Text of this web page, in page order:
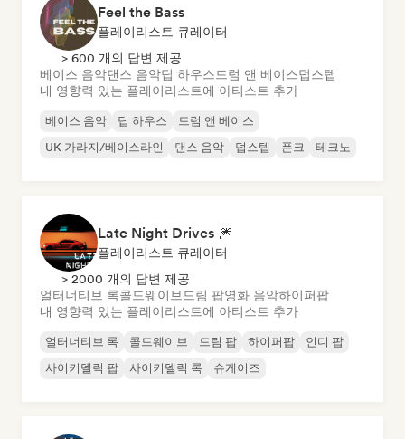
Feel the Bass
플레이리스트 큐레이터
> 600 개의 답변 제공
베이스 음악댄스 음악딥 하우스드럼 앤 베이스덥스텝
내 영향력 있는 플레이리스트에 아티스트 추가
베이스 음악 딥 하우스
드럼 앤 베이스
UK 가라지/베이스라인
댄스 음악 덥스텝 폰크 테크노
Late Night Drives 🎆
플레이리스트 큐레이터
> 2000 개의 답변 제공
얼터너티브 록콜드웨이브 드림 팝영화 음악하이퍼팝
내 영향력 있는 플레이리스트에 아티스트 추가
얼터너티브 록 콜드웨이브 드림 팝 하이퍼팝
인디 팝
사이키델릭 팝
사이키델릭 록 슈게이즈